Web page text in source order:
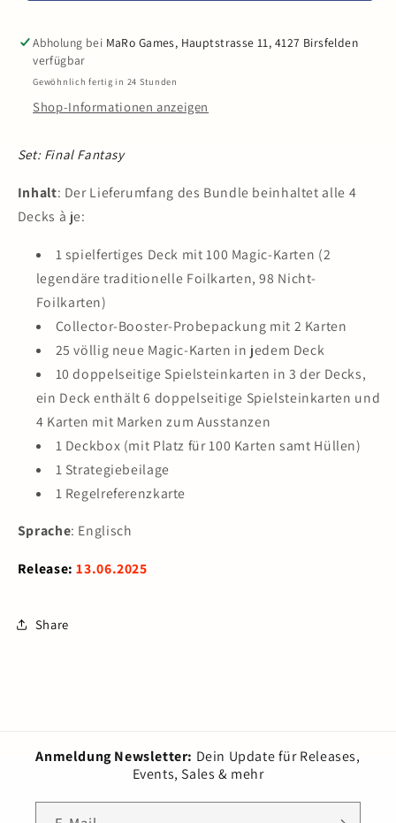
Fantasy
Commander
Deck
(4
EN
Fantasy
Commander
Deck
(4
EN
Abholung bei MaRo Games, Hauptstrasse 11, 4127 Birsfelden
verfügbar
Gewöhnlich fertig in 24 Stunden
Shop-Informationen anzeigen
Set: Final Fantasy
Inhalt: Der Lieferumfang des Bundle beinhaltet alle 4
Decks à je:
1 spielfertiges Deck mit 100 Magic-Karten (2
legendäre traditionelle Foilkarten, 98 Nicht-
Foilkarten)
Collector-Booster-Probepackung mit 2 Karten
25 völlig neue Magic-Karten in jedem Deck
10 doppelseitige Spielsteinkarten in 3 der Decks,
ein Deck enthält 6 doppelseitige Spielsteinkarten und
4 Karten mit Marken zum Ausstanzen
1 Deckbox (mit Platz für 100 Karten samt Hüllen)
1 Strategiebeilage
1 Regelreferenzkarte
Sprache: Englisch
Release: 13.06.2025
Share
Anmeldung Newsletter: Dein Update für Releases,
Events, Sales & mehr